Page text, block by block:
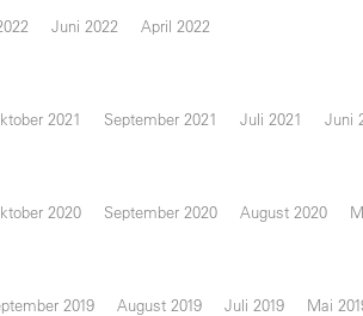
Juni 2022 April 2022
2021 September 2021 Juli 2021 Juni
2020 September 2020 August 2020
2019 August 2019 Juli 2019 Mai